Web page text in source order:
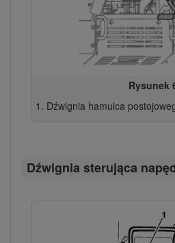
Rysunek
Dźwignia hamulca
Dźwignia sterująca